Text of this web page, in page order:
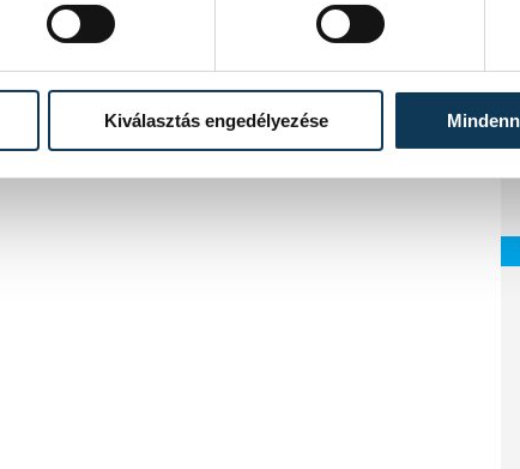
Kiválasztás engedélyezése
leleplezték, az államfő pedig megkoszorúzta dr. Rómer Flóris és dr. Darnay-Darnyai Béla